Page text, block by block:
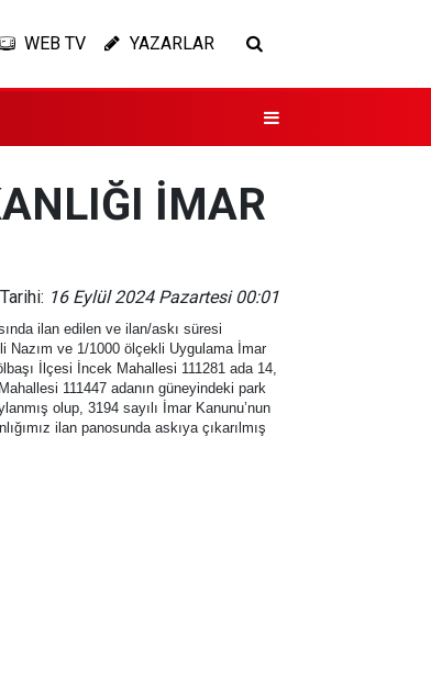
WEB TV YAZARLAR
İMAR
16 Eylül 2024 Pazartesi 00:01
ilan edilen ve ilan/askı süresi
Nazım ve 1/1000 ölçekli Uygulama İmar
İlçesi İncek Mahallesi 111281 ada 14,
111447 adanın güneyindeki park
olup, 3194 sayılı İmar Kanunu’nun
ilan panosunda askıya çıkarılmış